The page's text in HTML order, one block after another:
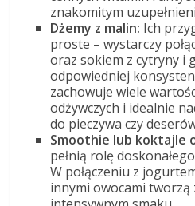
znakomitym
Dżemy z malin: Ich
proste – wystarczy
oraz sokiem z cytryny i
odpowiedniej
zachowuje wiele
odżywczych i idealnie
do pieczywa czy
Smoothie lub koktajle
pełnią rolę
W połączeniu z
innymi owocami